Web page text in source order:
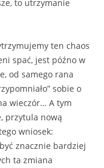
to utrzymanie
ten chaos
spać, jest późno w
od samego rana
sobie o
wieczór… A tym
przytula nową
wniosek:
znacznie bardziej
ta zmiana